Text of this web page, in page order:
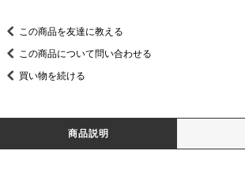
この商品を友達に教える
この商品について問い合わせる
買い物を続ける
商品説明